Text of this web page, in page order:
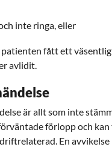
inte ringa, eller
fått ett
avlidit.
är allt som inte
förlopp och kan
En avvikelse